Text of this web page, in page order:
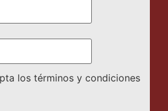
los términos y condiciones